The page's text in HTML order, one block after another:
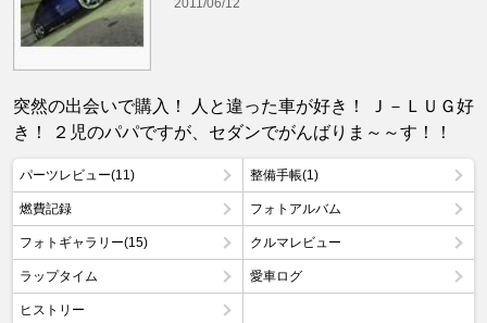
突然の出会いで購入！ 人と違った車が好き！ Ｊ－ＬＵＧ好
き！ ２児のパパですが、セダンでがんばりま～～す！！
パーツレビュー(11) 整備手帳(1)
燃費記録 フォトアルバム
フォトギャラリー(15) クルマレビュー
ラップタイム 愛車ログ
ヒストリー